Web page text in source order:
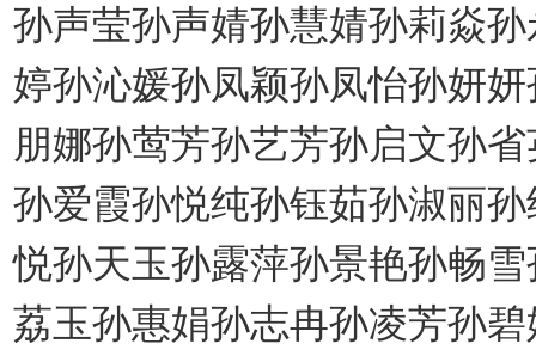
孙声莹孙声婧孙慧婧孙莉焱
婷孙沁媛孙凤颖孙凤怡孙妍
朋娜孙莺芳孙艺芳孙启文孙
孙爱霞孙悦纯孙钰茹孙淑丽
悦孙天玉孙露萍孙景艳孙畅
荔玉孙惠娟孙志冉孙凌芳孙